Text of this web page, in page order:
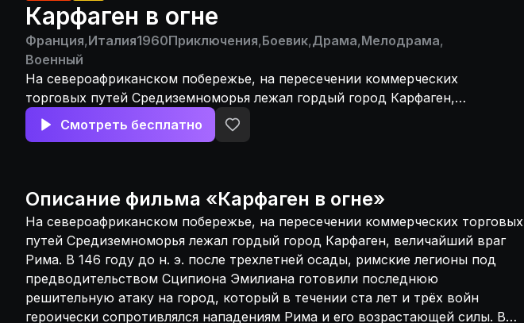
Карфаген в огне
Франция,Италия1960Приключения,Боевик,Драма,Мелодрама,
Военный
На североафриканском побережье, на пересечении коммерческих
торговых путей Средиземноморья лежал гордый город Карфаген,
величайший враг Рима. В 146 году до н. э. после трехлетней осады,
римские легионы под предводительством Сципиона Эмилиана
Рима и его возрастающей силы. Во время этих событий Фульвия,
женщина-римлянка, переживала свою драматическую любовную
историю...
Смотреть бесплатно
Описание фильма «Карфаген в огне»
На североафриканском побережье, на пересечении коммерческих торговых
путей Средиземноморья лежал гордый город Карфаген, величайший враг
Рима. В 146 году до н. э. после трехлетней осады, римские легионы под
предводительством Сципиона Эмилиана готовили последнюю
решительную атаку на город, который в течении ста лет и трёх войн
героически сопротивлялся нападениям Рима и его возрастающей силы. Во